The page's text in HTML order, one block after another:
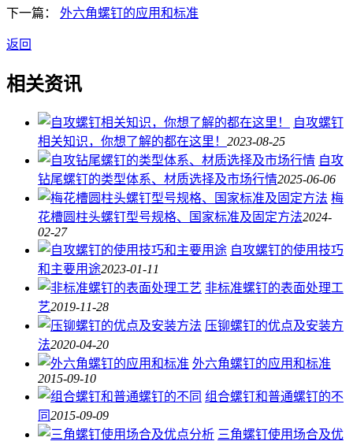
下一篇： 外六角螺钉的应用和标准
返回
相关资讯
自攻螺钉
相关知识，你想了解的都在这里！ 2023-08-25
自攻
钻尾螺钉的类型体系、材质选择及市场行情2025-06-06
梅
花槽圆柱头螺钉型号规格、国家标准及固定方法2024-
02-27
自攻螺钉的使用技巧
和主要用途2023-01-11
非标准螺钉的表面处理工
艺2019-11-28
压铆螺钉的优点及安装方
法2020-04-20
外六角螺钉的应用和标准
2015-09-10
组合螺钉和普通螺钉的不
同2015-09-09
三角螺钉使用场合及优